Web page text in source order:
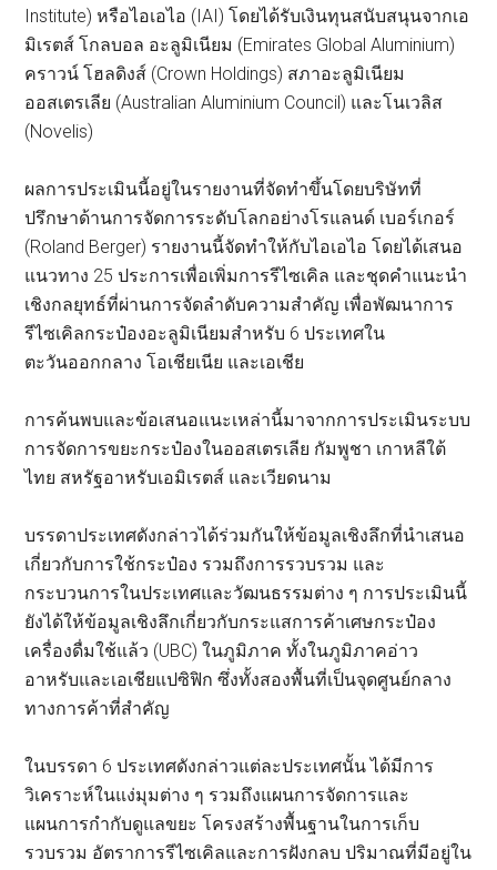
Institute) หรือไอเอไอ (IAI) โดยได้รับเงินทุนสนับสนุนจากเอ
มิเรตส์ โกลบอล อะลูมิเนียม (Emirates Global Aluminium)
คราวน์ โฮลดิงส์ (Crown Holdings) สภาอะลูมิเนียม
ออสเตรเลีย (Australian Aluminium Council) และโนเวลิส
(Novelis)
ผลการประเมินนี้อยู่ในรายงานที่จัดทำขึ้นโดยบริษัทที่
ปรึกษาด้านการจัดการระดับโลกอย่างโรแลนด์ เบอร์เกอร์
(Roland Berger) รายงานนี้จัดทำให้กับไอเอไอ โดยได้เสนอ
แนวทาง 25 ประการเพื่อเพิ่มการรีไซเคิล และชุดคำแนะนำ
เชิงกลยุทธ์ที่ผ่านการจัดลำดับความสำคัญ เพื่อพัฒนาการ
รีไซเคิลกระป๋องอะลูมิเนียมสำหรับ 6 ประเทศใน
ตะวันออกกลาง โอเชียเนีย และเอเชีย
การค้นพบและข้อเสนอแนะเหล่านี้มาจากการประเมินระบบ
การจัดการขยะกระป๋องในออสเตรเลีย กัมพูชา เกาหลีใต้
ไทย สหรัฐอาหรับเอมิเรตส์ และเวียดนาม
บรรดาประเทศดังกล่าวได้ร่วมกันให้ข้อมูลเชิงลึกที่นำเสนอ
เกี่ยวกับการใช้กระป๋อง รวมถึงการรวบรวม และ
กระบวนการในประเทศและวัฒนธรรมต่าง ๆ การประเมินนี้
ยังได้ให้ข้อมูลเชิงลึกเกี่ยวกับกระแสการค้าเศษกระป๋อง
เครื่องดื่มใช้แล้ว (UBC) ในภูมิภาค ทั้งในภูมิภาคอ่าว
อาหรับและเอเชียแปซิฟิก ซึ่งทั้งสองพื้นที่เป็นจุดศูนย์กลาง
ทางการค้าที่สำคัญ
ในบรรดา 6 ประเทศดังกล่าวแต่ละประเทศนั้น ได้มีการ
วิเคราะห์ในแง่มุมต่าง ๆ รวมถึงแผนการจัดการและ
แผนการกำกับดูแลขยะ โครงสร้างพื้นฐานในการเก็บ
รวบรวม อัตราการรีไซเคิลและการฝังกลบ ปริมาณที่มีอยู่ใน